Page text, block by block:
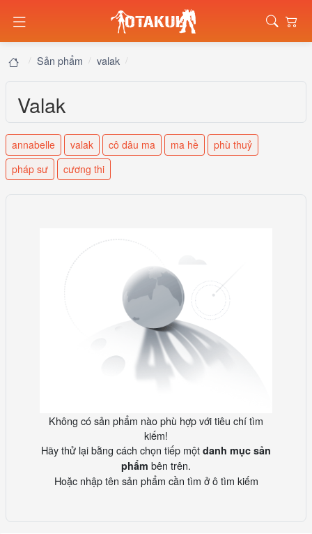
Sản phẩm valak
Valak
annabelle valak cô dâu ma ma hề
phù thuỷ
pháp sư
cương thi
Không có sản phẩm nào phù hợp với tiêu chí tìm
kiếm!
Hãy thử lại bằng cách chọn tiếp một danh mục sản
phẩm bên trên.
Hoặc nhập tên sản phẩm cần tìm ở ô tìm kiếm